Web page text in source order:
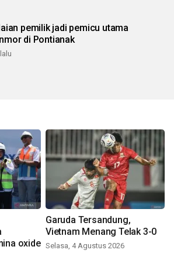
pemilik jadi pemicu utama
di Pontianak
oxide
Garuda Tersandung,
Vietnam Menang Telak 3-0
Selasa, 4 Agustus 2026